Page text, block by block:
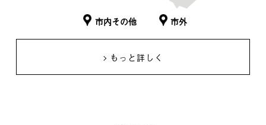
市内その他 市外
もっと詳しく